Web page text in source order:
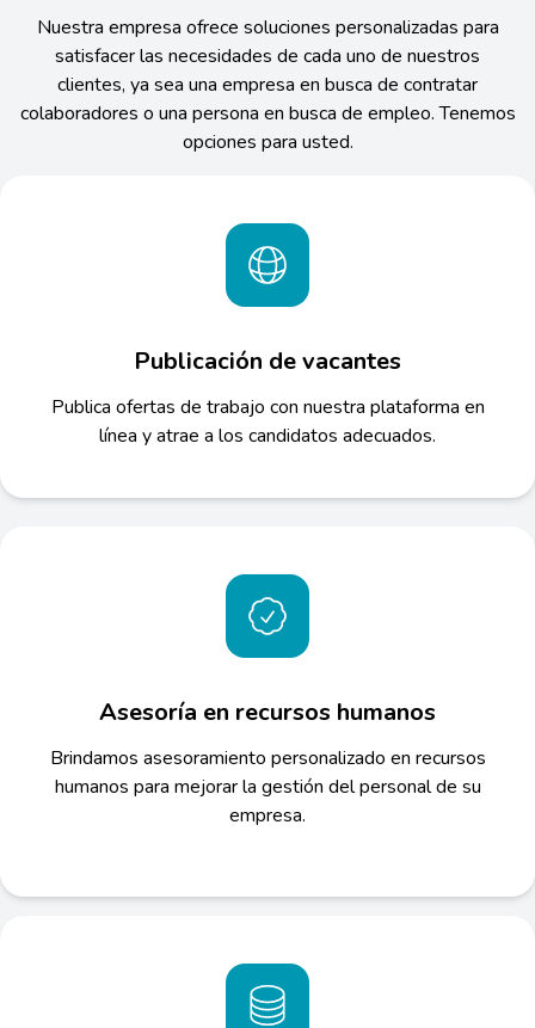
Nuestra empresa ofrece soluciones personalizadas para
satisfacer las necesidades de cada uno de nuestros
clientes, ya sea una empresa en busca de contratar
colaboradores o una persona en busca de empleo. Tenemos
opciones para usted.
Publicación de vacantes
Publica ofertas de trabajo con nuestra plataforma en
línea y atrae a los candidatos adecuados.
Asesoría en recursos humanos
Brindamos asesoramiento personalizado en recursos
humanos para mejorar la gestión del personal de su
empresa.